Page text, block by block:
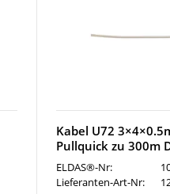
Kabel U72
Pullquick zu 300m
ELDAS®-Nr:
Lieferanten-Art-Nr: